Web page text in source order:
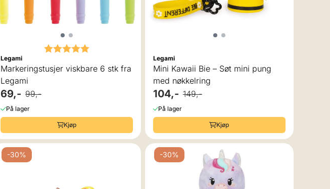
Karakter: 5.0 av 5 mulige
Legami
Markeringstusjer viskbare 6 stk fra
Legami
69,- 99,-
På lager
Kjøp
Legami
Mini Kawaii Bie – Søt mini pung
med nøkkelring
104,- 149,-
På lager
Kjøp
-30% -30%